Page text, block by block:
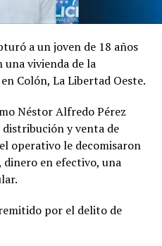
Claros se aprovechó
la institución para
denunciadas por el 22 de
a un joven de 18 años
vivienda de la
Colón, La Libertad Oeste.
Néstor Alfredo Pérez
distribución y venta de
operativo le decomisaron
en efectivo, una
por el delito de